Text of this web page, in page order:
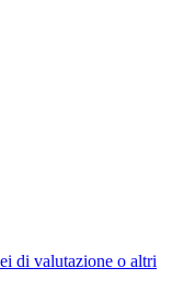
di valutazione o altri